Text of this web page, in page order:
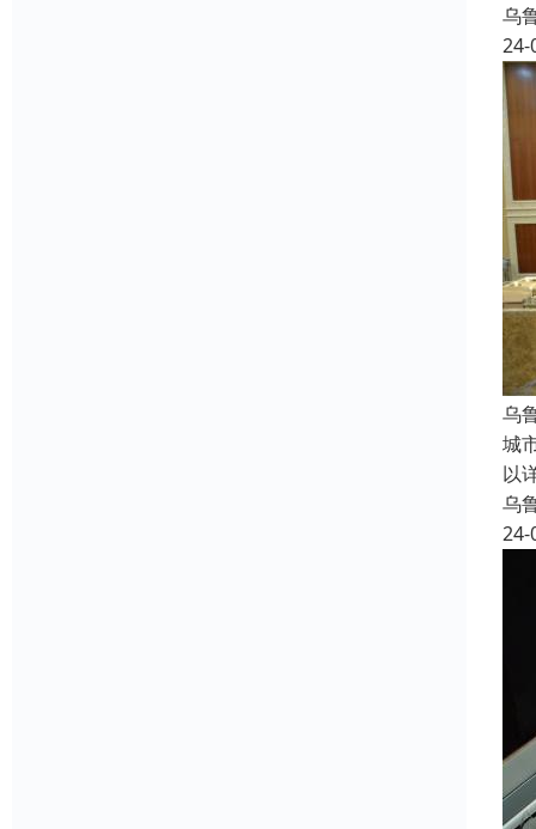
乌
24-
乌
城
以
乌
24-